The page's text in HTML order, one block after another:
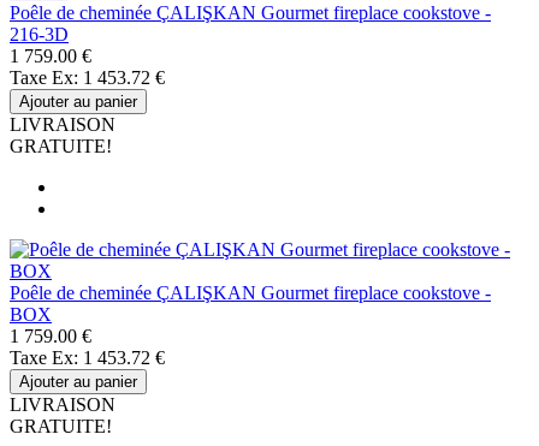
Poêle de cheminée ÇALIŞKAN Gourmet fireplace cookstove -
216-3D
1 759.00 €
Taxe Ex: 1 453.72 €
Ajouter au panier
LIVRAISON
GRATUITE!
Poêle de cheminée ÇALIŞKAN Gourmet fireplace cookstove -
BOX
1 759.00 €
Taxe Ex: 1 453.72 €
Ajouter au panier
LIVRAISON
GRATUITE!